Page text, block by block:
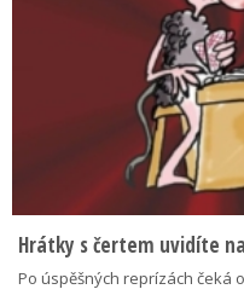
Hrátky s čertem uvidíte
Po úspěšných reprízách čeká